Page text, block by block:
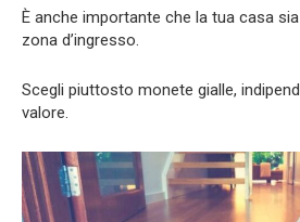
È anche importante che la tua casa
zona d’ingresso.
Scegli piuttosto monete gialle,
valore.